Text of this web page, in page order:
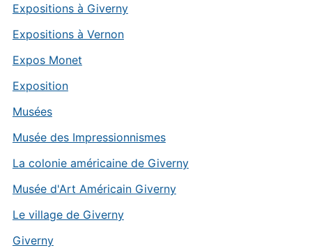
Expositions à Giverny
Expositions à Vernon
Expos Monet
Exposition
Musées
Musée des Impressionnismes
La colonie américaine de Giverny
Musée d'Art Américain Giverny
Le village de Giverny
Giverny